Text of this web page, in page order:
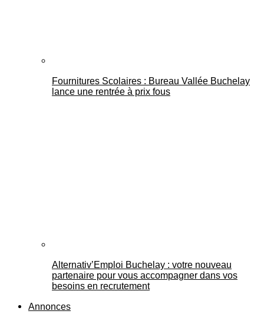
Fournitures Scolaires : Bureau Vallée Buchelay
lance une rentrée à prix fous
Alternativ’Emploi Buchelay : votre nouveau
partenaire pour vous accompagner dans vos
besoins en recrutement
Annonces